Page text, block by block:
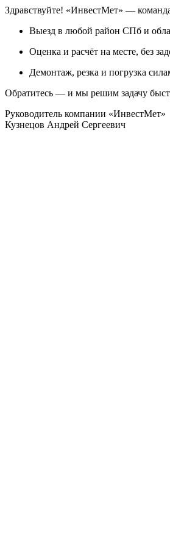
Здравствуйте! «ИнвестМет» —
Выезд в любой район СПб и
Оценка и расчёт на месте, без
Демонтаж, резка и погрузка
Обратитесь — и мы решим задачу
Руководитель компании «ИнвестМет»
Кузнецов Андрей Сергеевич